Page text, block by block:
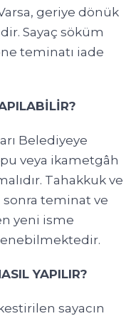
geriye dönük
Sayaç söküm
teminatı iade
Belediyeye
veya ikametgâh
Tahakkuk ve
teminat ve
yeni isme
YAPILIR?
sayacın